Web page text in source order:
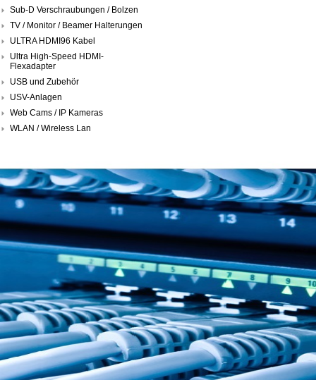
Sub-D Verschraubungen / Bolzen
TV / Monitor / Beamer Halterungen
ULTRA HDMI96 Kabel
Ultra High-Speed HDMI-
Flexadapter
USB und Zubehör
USV-Anlagen
Web Cams / IP Kameras
WLAN / Wireless Lan